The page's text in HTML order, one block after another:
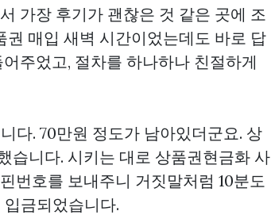
가장 후기가 괜찮은 것 같은 곳에 조
권 매입 새벽 시간이었는데도 바로 답
주었고, 절차를 하나하나 친절하게
다. 70만원 정도가 남아있더군요. 상
습니다. 시키는 대로 상품권현금화 사
번호를 보내주니 거짓말처럼 10분도
금되었습니다.